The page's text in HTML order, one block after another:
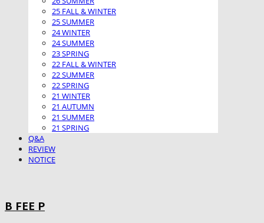
25 FALL & WINTER
25 SUMMER
24 WINTER
24 SUMMER
23 SPRING
22 FALL & WINTER
22 SUMMER
22 SPRING
21 WINTER
21 AUTUMN
21 SUMMER
21 SPRING
Q&A
REVIEW
NOTICE
B FEE P